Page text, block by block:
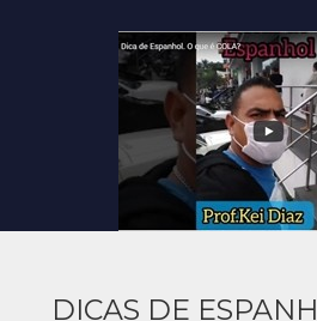
DICAS DE